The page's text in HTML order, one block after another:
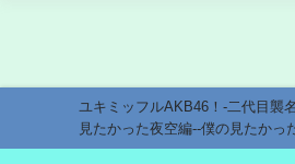
ユキミッフルAKB46！-二代目襲
見たかった夜空編--僕の見たかっ